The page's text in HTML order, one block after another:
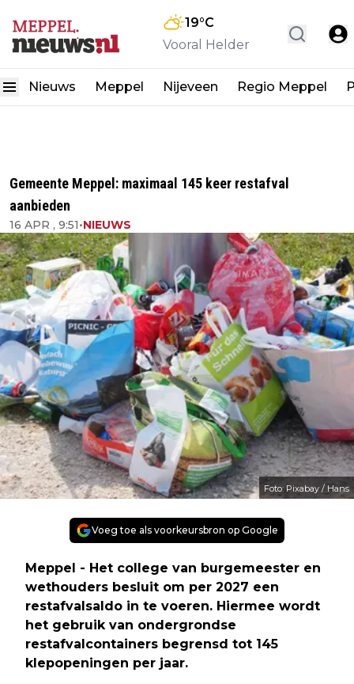
19°C
Vooral Helder
Nieuws Meppel Nijeveen Regio Meppel
Gemeente Meppel: maximaal 145 keer restafval
aanbieden
16 APR , 9:51•NIEUWS
Foto: Pixabay / Hans
Voeg toe als voorkeursbron op Google
Meppel - Het college van burgemeester en
wethouders besluit om per 2027 een
restafvalsaldo in te voeren. Hiermee wordt
het gebruik van ondergrondse
restafvalcontainers begrensd tot 145
klepopeningen per jaar.